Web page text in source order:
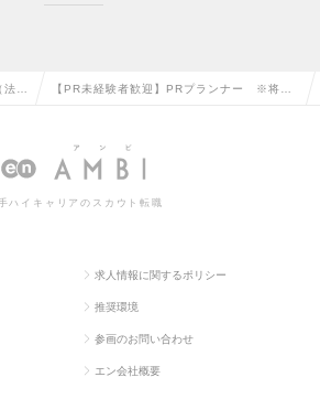
人 【PR未経験者歓迎】PRプランナー ※将来
の求人情報
ハイキャリアのスカウト転職
求人情報に関するポリシー
推奨環境
参画のお問い合わせ
エン会社概要